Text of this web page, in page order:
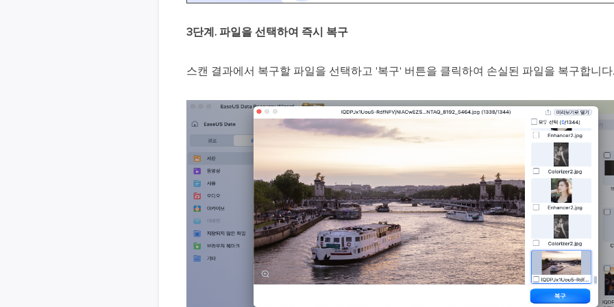
3단계. 파일을 선택하여 즉시 복구
스캔 결과에서 복구할 파일을 선택하고 '복구' 버튼을 클릭하여 손실된 파일을 복구합니다.